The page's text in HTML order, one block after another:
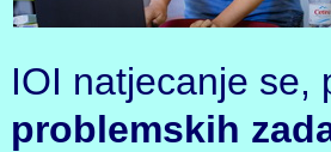
IOI natjecanje
problemskih